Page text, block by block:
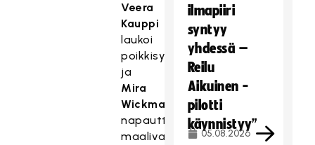
Veera
Kauppi
laukoi
poikkisyötöstä
ja
Mira
Wickman
napautti
maalivahdin
ilmapiiri
syntyy
yhdessä –
Reilu
Aikuinen -
pilotti
käynnistyy”
05.08.2026